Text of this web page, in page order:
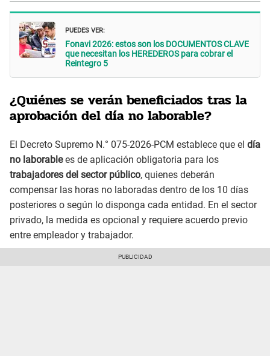
PUEDES VER:
Fonavi 2026: estos son los DOCUMENTOS CLAVE
que necesitan los HEREDEROS para cobrar el
Reintegro 5
¿Quiénes se verán beneficiados tras la
aprobación del día no laborable?
El Decreto Supremo N.° 075-2026-PCM establece que el día
no laborablees de aplicación obligatoria para los
trabajadores del sector público, quienes deberán
compensar las horas no laboradas dentro de los 10 días
posteriores o según lo disponga cada entidad. En el sector
privado, la medida es opcional y requiere acuerdo previo
entre empleador y trabajador.